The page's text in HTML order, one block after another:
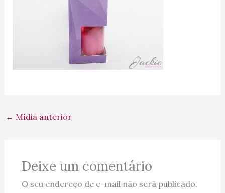
← Mídia anterior
Deixe um comentário
O seu endereço de e-mail não será publicado.